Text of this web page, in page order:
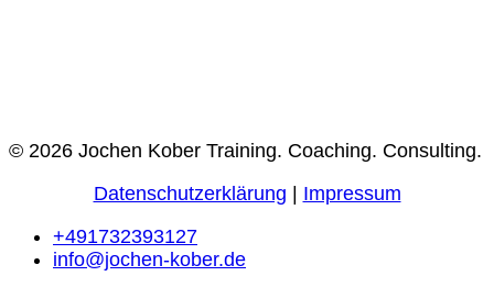
© 2026 Jochen Kober Training. Coaching. Consulting.
Datenschutzerklärung
Impressum
+491732393127
info@jochen-kober.de